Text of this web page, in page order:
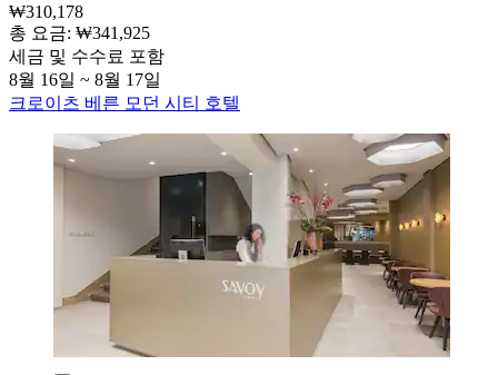
₩310,178
총 요금: ₩341,925
세금 및 수수료 포함
8월 16일 ~ 8월 17일
크로이츠 베른 모던 시티 호텔